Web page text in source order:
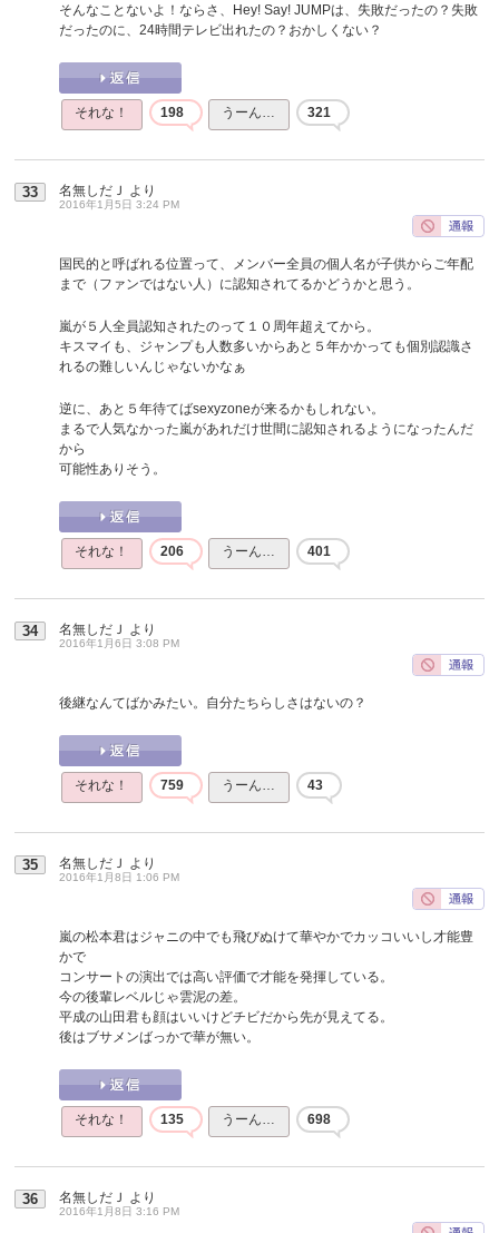
そんなことないよ！ならさ、Hey! Say! JUMPは、失敗だったの？失敗
だったのに、24時間テレビ出れたの？おかしくない？
それな！ 198 うーん… 321
33 名無しだＪ より
2016年1月5日 3:24 PM
国民的と呼ばれる位置って、メンバー全員の個人名が子供からご年配
まで（ファンではない人）に認知されてるかどうかと思う。
嵐が５人全員認知されたのって１０周年超えてから。
キスマイも、ジャンプも人数多いからあと５年かかっても個別認識さ
れるの難しいんじゃないかなぁ
逆に、あと５年待てばsexyzoneが来るかもしれない。
まるで人気なかった嵐があれだけ世間に認知されるようになったんだ
から
可能性ありそう。
それな！ 206 うーん… 401
34 名無しだＪ より
2016年1月6日 3:08 PM
後継なんてばかみたい。自分たちらしさはないの？
それな！ 759 うーん… 43
35 名無しだＪ より
2016年1月8日 1:06 PM
嵐の松本君はジャニの中でも飛びぬけて華やかでカッコいいし才能豊
かで
コンサートの演出では高い評価で才能を発揮している。
今の後輩レベルじゃ雲泥の差。
平成の山田君も顔はいいけどチビだから先が見えてる。
後はブサメンばっかで華が無い。
それな！ 135 うーん… 698
36 名無しだＪ より
2016年1月8日 3:16 PM